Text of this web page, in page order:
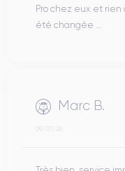
Pro chez eux et
été changée ...
Marc B.
09/07/26